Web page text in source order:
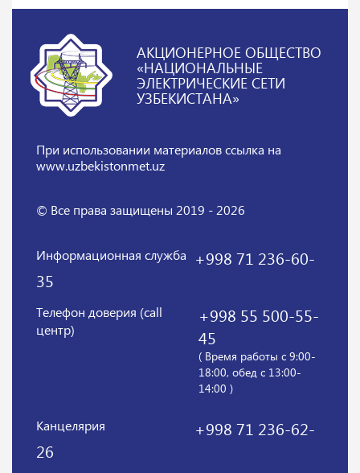
АКЦИОНЕРНОЕ ОБЩЕСТВО
«НАЦИОНАЛЬНЫЕ
ЭЛЕКТРИЧЕСКИЕ СЕТИ
УЗБЕКИСТАНА»
При использовании материаловссылка на
www.uzbekistonmet.uz
© Все права защищены 2019 - 2026
Информационная служба
+998 71 236-60-
35
Телефон доверия (call
центр)
+998 55 500-55-
45
( Время работы с 9:00-
18:00, обед с 13:00-
14:00 )
Канцелярия
+998 71 236-62-
26